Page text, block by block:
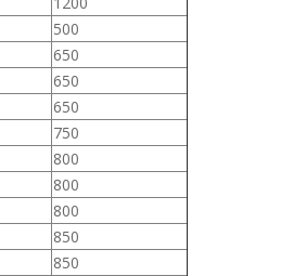
500
650
650
650
750
800
800
800
850
850